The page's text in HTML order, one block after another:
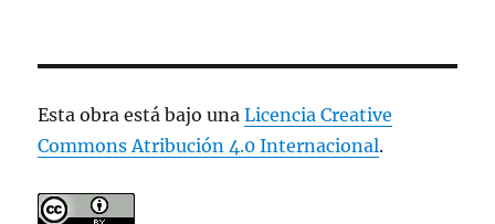
Esta obra está bajo unaLicencia Creative
Commons Atribución 4.0 Internacional.